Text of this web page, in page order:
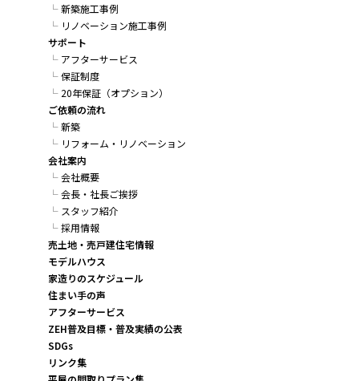
新築施工事例
リノベーション施工事例
サポート
アフターサービス
保証制度
20年保証（オプション）
ご依頼の流れ
新築
リフォーム・リノベーション
会社案内
会社概要
会長・社長ご挨拶
スタッフ紹介
採用情報
売土地・売戸建住宅情報
モデルハウス
家造りのスケジュール
住まい手の声
アフターサービス
ZEH普及目標・普及実績の公表
SDGs
リンク集